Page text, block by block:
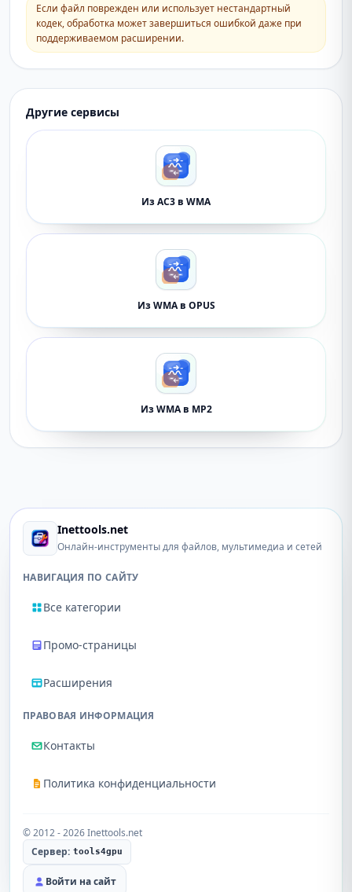
Если файл поврежден или использует нестандартный
кодек, обработка может завершиться ошибкой даже при
поддерживаемом расширении.
Другие сервисы
Из AC3 в WMA
Из WMA в OPUS
Из WMA в MP2
Inettools.net
Онлайн-инструменты для файлов, мультимедиа и сетей
НАВИГАЦИЯ ПО САЙТУ
Все категории
Промо-страницы
Расширения
ПРАВОВАЯ ИНФОРМАЦИЯ
Контакты
Политика конфиденциальности
© 2012 - 2026 Inettools.net
Сервер: tools4gpu
Войти на сайт